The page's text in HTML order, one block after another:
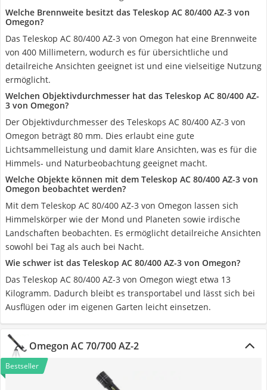
Welche Brennweite besitzt das Teleskop AC 80/400 AZ-3 von
Omegon?
Das Teleskop AC 80/400 AZ-3 von Omegon hat eine Brennweite
von 400 Millimetern, wodurch es für übersichtliche und
detailreiche Ansichten geeignet ist und eine vielseitige Nutzung
ermöglicht.
Welchen Objektivdurchmesser hat das Teleskop AC 80/400 AZ-
3 von Omegon?
Der Objektivdurchmesser des Teleskops AC 80/400 AZ-3 von
Omegon beträgt 80 mm. Dies erlaubt eine gute
Lichtsammelleistung und damit klare Ansichten, was es für die
Himmels- und Naturbeobachtung geeignet macht.
Welche Objekte können mit dem Teleskop AC 80/400 AZ-3 von
Omegon beobachtet werden?
Mit dem Teleskop AC 80/400 AZ-3 von Omegon lassen sich
Himmelskörper wie der Mond und Planeten sowie irdische
Landschaften beobachten. Es ermöglicht detailreiche Ansichten
sowohl bei Tag als auch bei Nacht.
Wie schwer ist das Teleskop AC 80/400 AZ-3 von Omegon?
Das Teleskop AC 80/400 AZ-3 von Omegon wiegt etwa 13
Kilogramm. Dadurch bleibt es transportabel und lässt sich bei
Ausflügen oder im eigenen Garten leicht einsetzen.
Omegon AC 70/700 AZ-2
Bestseller